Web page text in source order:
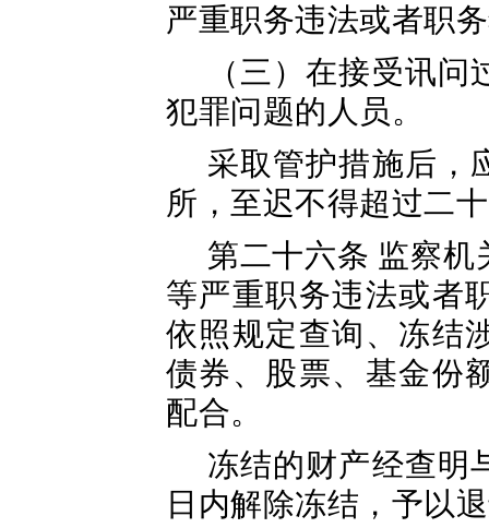
严重职务违法或者职
（三）在接受讯
犯罪问题的人员。
采取管护措施后，
所，至迟不得超过二
第二十六条 监察
等严重职务违法或者
依照规定查询、冻结
债券、股票、基金份
配合。
冻结的财产经查明
日内解除冻结，予以